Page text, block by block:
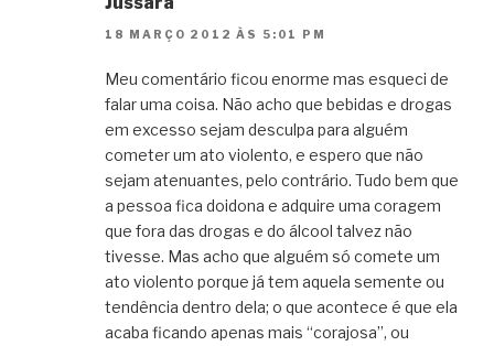
18 MARÇO 2012 ÀS 5:01 PM
Meu comentário ficou enorme mas esqueci de
falar uma coisa. Não acho que bebidas e drogas
em excesso sejam desculpa para alguém
cometer um ato violento, e espero que não
sejam atenuantes, pelo contrário. Tudo bem que
a pessoa fica doidona e adquire uma coragem
que fora das drogas e do álcool talvez não
tivesse. Mas acho que alguém só comete um
ato violento porque já tem aquela semente ou
tendência dentro dela; o que acontece é que ela
acaba ficando apenas mais “corajosa”, ou